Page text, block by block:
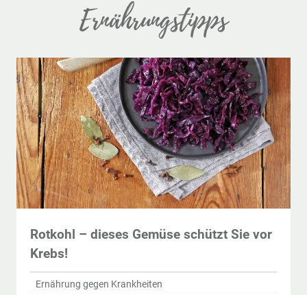
Ernährungstipps
Rotkohl – dieses Gemüse schützt Sie vor
Krebs!
Ernährung gegen Krankheiten